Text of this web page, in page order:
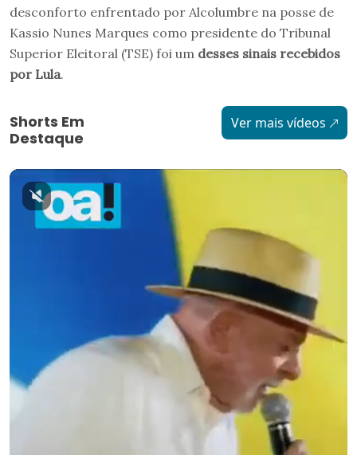
desconforto enfrentado por Alcolumbre na posse de
Kassio Nunes Marques como presidente do Tribunal
Superior Eleitoral (TSE) foi um desses sinais recebidos
por Lula.
Shorts Em
Destaque
Ver mais vídeos